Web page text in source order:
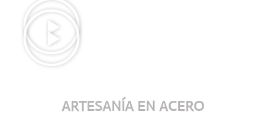
ARTESANÍA EN ACERO